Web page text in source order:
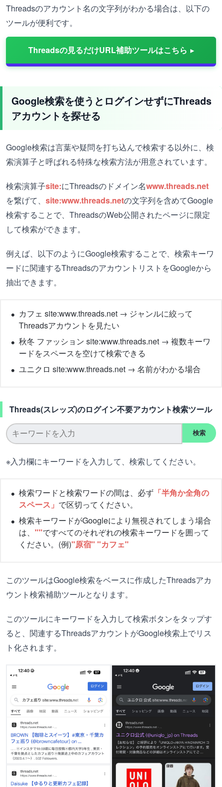
Threadsのアカウント名の文字列がわかる場合は、以下の
ツールが便利です。
Threadsの見るだけURL補助ツールはこちら
Google検索を使うとログインせずにThreads
アカウントを探せる
Google検索は言葉や疑問を打ち込んで検索する以外に、検
索演算子と呼ばれる特殊な検索方法が用意されています。
検索演算子site:にThreadsのドメイン名www.threads.net
を繋げて、 site:www.threads.netの文字列を含めてGoogle
検索することで、ThreadsのWeb公開されたページに限定
して検索ができます。
例えば、以下のようにGoogle検索することで、検索キーワ
ードに関連するThreadsのアカウントリストをGoogleから
抽出できます。
カフェ site:www.threads.net → ジャンルに絞って
Threadsアカウントを見たい
秋冬 ファッション site:www.threads.net → 複数キーワ
ードをスペースを空けて検索できる
ユニクロ site:www.threads.net → 名前がわかる場合
Threads(スレッズ)のログイン不要アカウント検索ツール
検索
※入力欄にキーワードを入力して、検索してください。
検索ワードと検索ワードの間は、必ず 「半角か全角の
スペース」 で区切ってください。
検索キーワードがGoogleにより無視されてしまう場合
は、 ""ですべてのそれぞれの検索キーワードを囲って
ください。(例)"原宿" "カフェ"
このツールはGoogle検索をベースに作成したThreadsアカ
ウント検索補助ツールとなります。
このツールにキーワードを入力して検索ボタンをタップす
ると、関連するThreadsアカウントがGoogle検索上でリス
ト化されます。